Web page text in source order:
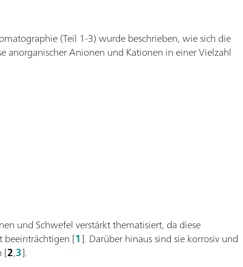
(Teil 1-3) wurde beschrieben, wie sich die
anorganischer Anionen und Kationen in einer Vielzahl
und Schwefel verstärkt thematisiert, da diese
beeinträchtigen [1]. Darüber hinaus sind sie korrosiv und
[2,3].